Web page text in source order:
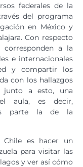
federales de la
del programa
en México y
Con respecto
corresponden a la
e internacionales
y compartir los
con los hallazgos
junto a esto, una
aula, es decir,
parte la de la
Chile es hacer un
para visitar las
y ver así cómo